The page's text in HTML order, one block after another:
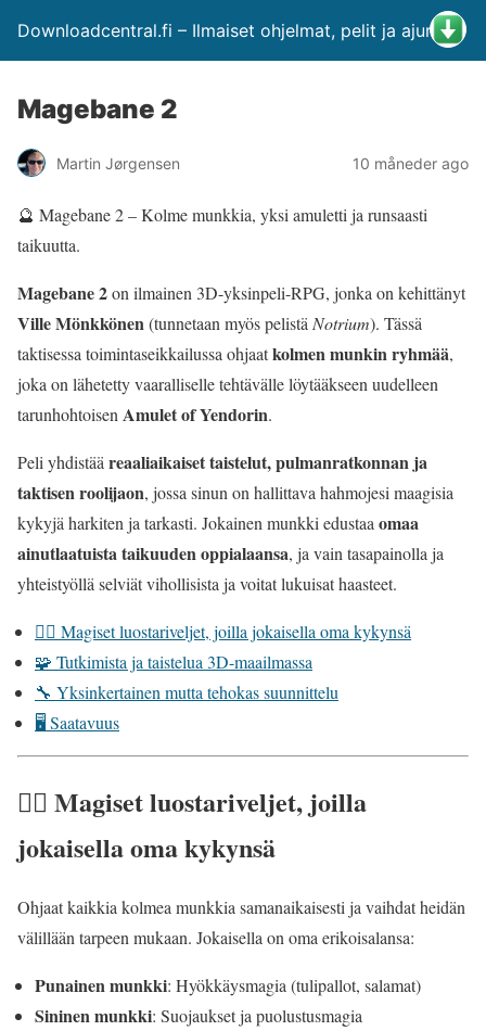
Downloadcentral.fi – Ilmaiset ohjelmat, pelit ja ajurit
Magebane 2
Martin Jørgensen 10 måneder ago
🔮 Magebane 2 – Kolme munkkia, yksi amuletti ja runsaasti
taikuutta.
Magebane 2on ilmainen 3D-yksinpeli-RPG, jonka on kehittänyt
Ville Mönkkönen(tunnetaan myös pelistä Notrium). Tässä
taktisessa toimintaseikkailussa ohjaatkolmen munkin ryhmää,
joka on lähetetty vaaralliselle tehtävälle löytääkseen uudelleen
tarunhohtoisen Amulet of Yendorin.
Peli yhdistää reaaliaikaiset taistelut, pulmanratkonnan ja
taktisen roolijaon, jossa sinun on hallittava hahmojesi maagisia
kykyjä harkiten ja tarkasti. Jokainen munkki edustaa omaa
ainutlaatuista taikuuden oppialaansa, ja vain tasapainolla ja
yhteistyöllä selviät vihollisista ja voitat lukuisat haasteet.
🧙‍♂️ Magiset luostariveljet, joilla jokaisella oma kykynsä
🧩 Tutkimista ja taistelua 3D-maailmassa
🔧 Yksinkertainen mutta tehokas suunnittelu
🖥️ Saatavuus
🧙‍♂️ Magiset luostariveljet, joilla
jokaisella oma kykynsä
Ohjaat kaikkia kolmea munkkia samanaikaisesti ja vaihdat heidän
välillään tarpeen mukaan. Jokaisella on oma erikoisalansa:
Punainen munkki: Hyökkäysmagia (tulipallot, salamat)
Sininen munkki: Suojaukset ja puolustusmagia